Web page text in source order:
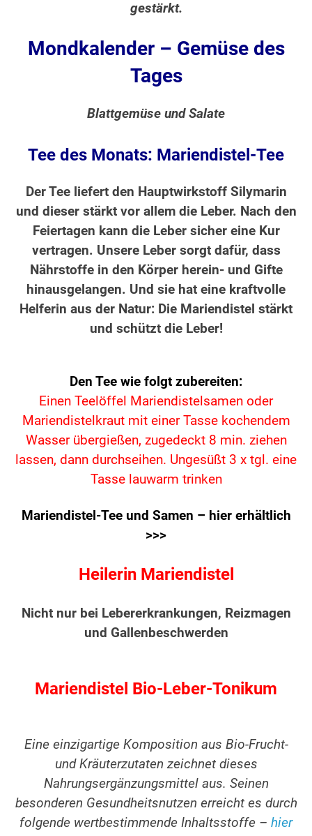
gestärkt.
Mondkalender – Gemüse des
Tages
Blattgemüse und Salate
Tee des Monats: Mariendistel-Tee
Der Tee liefert den Hauptwirkstoff Silymarin
und dieser stärkt vor allem die Leber. Nach den
Feiertagen kann die Leber sicher eine Kur
vertragen. Unsere Leber sorgt dafür, dass
Nährstoffe in den Körper herein- und Gifte
hinausgelangen. Und sie hat eine kraftvolle
Helferin aus der Natur: Die Mariendistel stärkt
und schützt die Leber!
Den Tee wie folgt zubereiten:
Einen Teelöffel Mariendistelsamen oder
Mariendistelkraut mit einer Tasse kochendem
Wasser übergießen, zugedeckt 8 min. ziehen
lassen, dann durchseihen. Ungesüßt 3 x tgl. eine
Tasse lauwarm trinken
Mariendistel-Tee und Samen – hier erhältlich
>>>
Heilerin Mariendistel
Nicht nur bei Lebererkrankungen, Reizmagen
und Gallenbeschwerden
Mariendistel Bio-Leber-Tonikum
Eine einzigartige Komposition aus Bio-Frucht-
und Kräuterzutaten zeichnet dieses
Nahrungsergänzungsmittel aus. Seinen
besonderen Gesundheitsnutzen erreicht es durch
folgende wertbestimmende Inhaltsstoffe – hier